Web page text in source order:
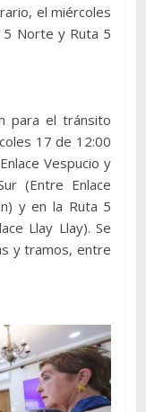
el miércoles
5 Norte y Ruta 5
para el tránsito
17 de 12:00
Vespucio y
(Entre Enlace
y en la Ruta 5
Llay Llay). Se
y tramos, entre